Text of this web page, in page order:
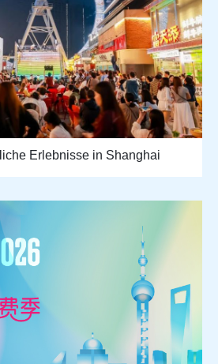
Erlebnisse in Shanghai